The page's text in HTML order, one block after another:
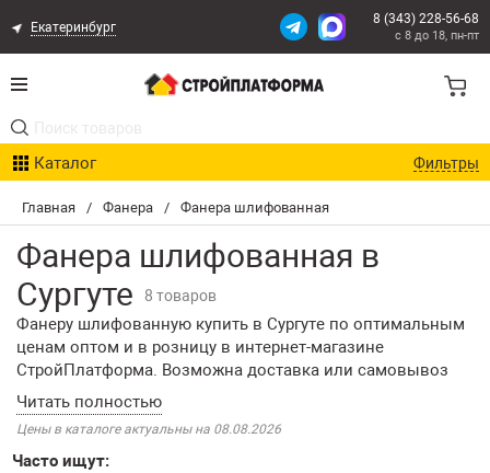
Главная / Фанера / Фанера шлифованная
Фанера шлифованная в
Сургуте
8 товаров
Фанеру шлифованную купить в Сургуте по оптимальным
ценам оптом и в розницу в интернет-магазине
СтройПлатформа. Возможна доставка или самовывоз
заказов со склада. В каталоге нашего интернет-магазина
представлен большой ассортимент шлифованной
влагостойкой фанеры, а также перечислены
характеристики каждой единицы продукции, и даны
Цены в каталоге актуальны на 08.08.2026
Часто ищут:
Екатеринбург
8 (343) 228-56-68
с 8 до 18, пн-пт
Каталог Фильтры
Акции
Расчет доставки
Организациям
Опыт поставок
Статьи
Контакты
Оплата и Доставка